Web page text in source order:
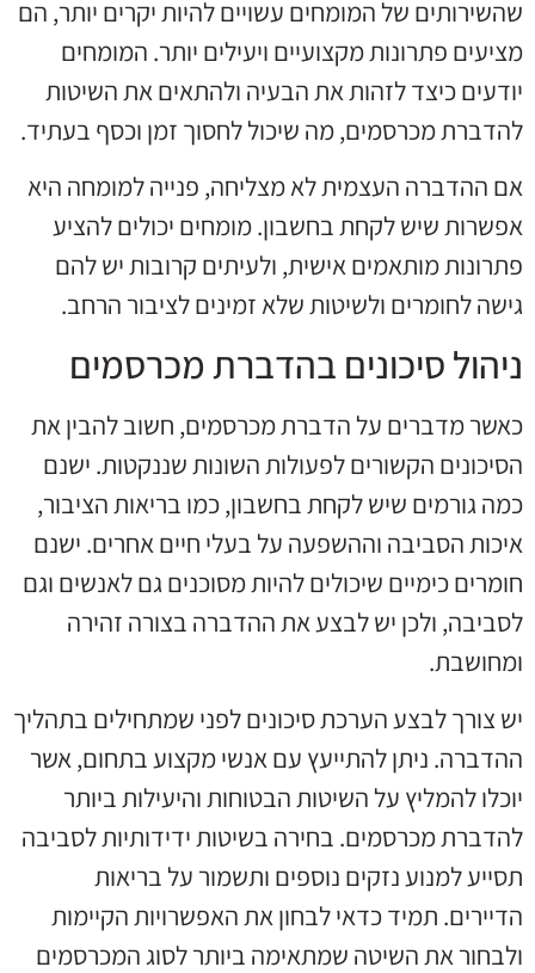
שהשירותים של המומחים עשויים להיות יקרים יותר, הם
מציעים פתרונות מקצועיים ויעילים יותר. המומחים
יודעים כיצד לזהות את הבעיה ולהתאים את השיטות
להדברת מכרסמים, מה שיכול לחסוך זמן וכסף בעתיד.
אם ההדברה העצמית לא מצליחה, פנייה למומחה היא
אפשרות שיש לקחת בחשבון. מומחים יכולים להציע
פתרונות מותאמים אישית, ולעיתים קרובות יש להם
גישה לחומרים ולשיטות שלא זמינים לציבור הרחב.
ניהול סיכונים בהדברת מכרסמים
כאשר מדברים על הדברת מכרסמים, חשוב להבין את
הסיכונים הקשורים לפעולות השונות שננקטות. ישנם
כמה גורמים שיש לקחת בחשבון, כמו בריאות הציבור,
איכות הסביבה וההשפעה על בעלי חיים אחרים. ישנם
חומרים כימיים שיכולים להיות מסוכנים גם לאנשים וגם
לסביבה, ולכן יש לבצע את ההדברה בצורה זהירה
ומחושבת.
יש צורך לבצע הערכת סיכונים לפני שמתחילים בתהליך
ההדברה. ניתן להתייעץ עם אנשי מקצוע בתחום, אשר
יוכלו להמליץ על השיטות הבטוחות והיעילות ביותר
להדברת מכרסמים. בחירה בשיטות ידידותיות לסביבה
תסייע למנוע נזקים נוספים ותשמור על בריאות
הדיירים. תמיד כדאי לבחון את האפשרויות הקיימות
ולבחור את השיטה שמתאימה ביותר לסוג המכרסמים